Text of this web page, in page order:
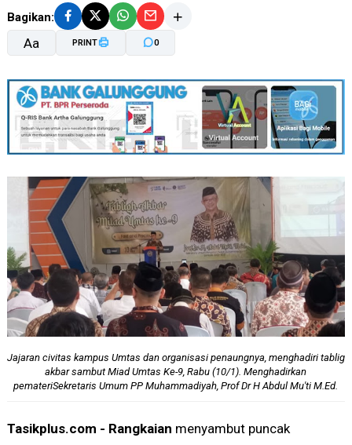
Bagikan:
Aa
A-
PRINT 0
Jajaran civitas kampus Umtas dan organisasi penaungnya, menghadiri tablig
akbar sambut Miad Umtas Ke-9, Rabu (10/1). Menghadirkan
pemateriSekretaris Umum PP Muhammadiyah, Prof Dr H Abdul Mu'ti M.Ed.
Tasikplus.com - Rangkaian menyambut puncak